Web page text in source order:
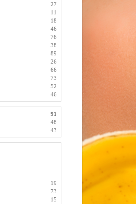
27
11
18
46
76
38
89
26
66
73
52
46
91
48
43
19
73
15